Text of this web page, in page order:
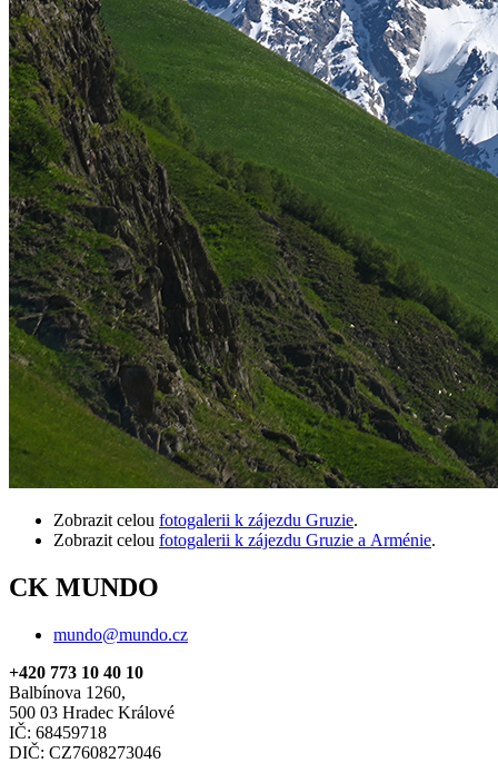
Zobrazit celou fotogalerii k zájezdu Gruzie.
Zobrazit celou fotogalerii k zájezdu Gruzie a Arménie.
CK MUNDO
mundo@mundo.cz
+420 773 10 40 10
Balbínova 1260,
500 03 Hradec Králové
IČ: 68459718
DIČ: CZ7608273046